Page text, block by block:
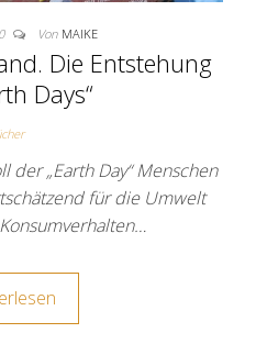
0 Von MAIKE
Die Entstehung
Days“
der „Earth Day“ Menschen
für die Umwelt